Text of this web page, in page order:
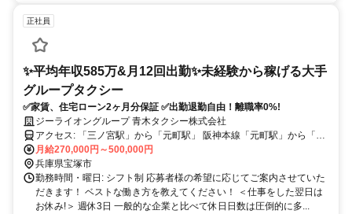
正社員
✨平均年収585万&月12回出勤✨未経験から稼げる大手
グループタクシー
✅️家賃、住宅ローン2ヶ月分保証 ✅️出勤退勤自由！離職率0%!
ジーライオングループ 青木タクシー株式会社
アクセス: 「三ノ宮駅」から「元町駅」 阪神本線「元町駅」から「深
江駅」へ乗車（約20分） ｢深江駅」より徒歩16分 ｢青木駅｣より徒歩
25分 ｢甲南山手駅｣より徒歩28分 ※車通勤OK
月給270,000円～500,000円
兵庫県宝塚市
勤務時間・曜日: シフト制 応募者様の希望に応じてご案内させていた
だきます！ ベストな働き方を教えてください！ ＜仕事をした翌日は
お休み!＞ 週休3日 一般的な企業と比べて休日日数は圧倒的に多...